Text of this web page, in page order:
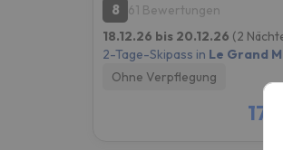
8
61 Bewertungen
18.12.26 bis 20.12.26 (2
2-Tage-Skipass in Le Grand
Ohne Verpflegung
179